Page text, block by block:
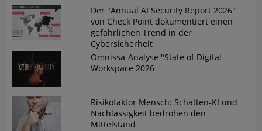
Der "Annual AI Security Report 2026"
von Check Point dokumentiert einen
gefährlichen Trend in der
Cybersicherheit
Omnissa-Analyse "State of Digital
Workspace 2026
Risikofaktor Mensch: Schatten-KI und
Nachlässigkeit bedrohen den
Mittelstand